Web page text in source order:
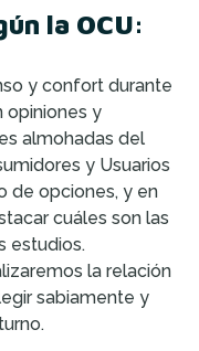
la OCU:
y confort durante
opiniones y
almohadas del
y Usuarios
de opciones, y en
cuáles son las
estudios.
la relación
sabiamente y